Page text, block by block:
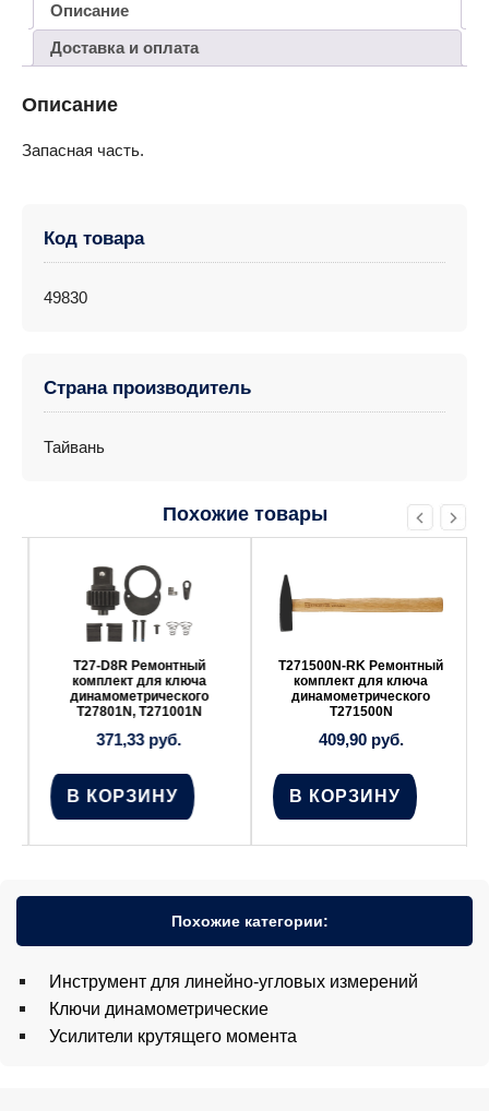
Описание
Доставка и оплата
Описание
Запасная часть.
Код товара
49830
Страна производитель
Тайвань
Похожие товары
T27-D8R Ремонтный
комплект для ключа
динамометрического
T27801N, T271001N
371,33руб.
В КОРЗИНУ
T271500N-RK Ремонтный
комплект для ключа
динамометрического
T271500N
409,90руб.
В КОРЗИНУ
Похожие категории:
Инструмент для линейно-угловых измерений
Ключи динамометрические
Усилители крутящего момента